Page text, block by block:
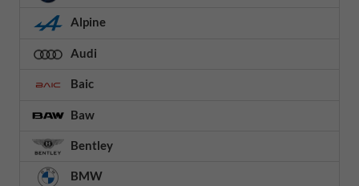
Alpine
Audi
Baic
Baw
Bentley
BMW